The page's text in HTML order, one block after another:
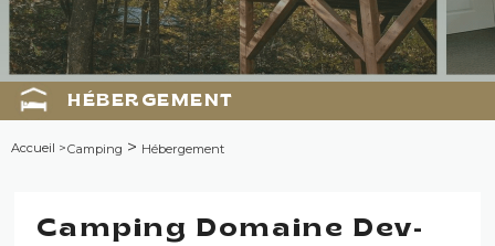
HÉBERGEMENT
Accueil >Camping > Hébergement
Camping Domaine Dev-